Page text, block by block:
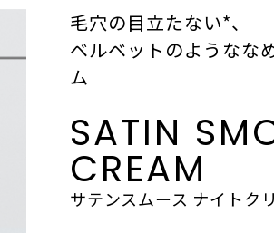
毛穴の目立たない*、
ベルベットのようなな
ム
SATIN
CREAM
サテンスムース ナイトク